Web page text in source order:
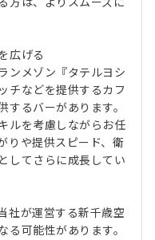
広げる
ンメゾン『タテルヨシ
チなどを提供するカフ
するバーがあります。
ルを考慮しながらお任
りや提供スピード、衛
してさらに成長してい
社が運営する新千歳空
る可能性があります。